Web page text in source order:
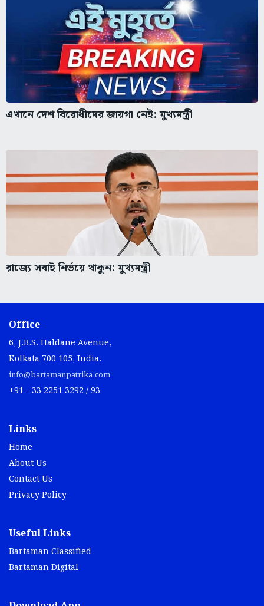
এখানে দেশ বিরোধীদের জায়গা নেই: মুখ্যমন্ত্রী
রাজ্যে সবাই নির্ভয়ে থাকুন: মুখ্যমন্ত্রী
Office
6, J.B.S. Haldane Avenue,
Kolkata 700 105, India.
info@bartamanpatrika.com
+91 - 33 2251 3292 / 93
Links
Home
About Us
Contact Us
Privacy Policy
Useful Links
Bartaman Classified
Bartaman Digital